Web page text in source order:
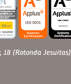
(Rotonda Jesuitas)